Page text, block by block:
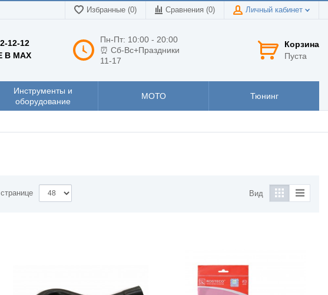
Избранные (0) Сравнения (0) Личный кабинет
12-12
MAX
Пн-Пт: 10:00 - 20:00
⏰ Сб-Вс+Праздники
11-17
Корзина
Пуста
Инструменты и
оборудование
МОТО Тюнинг
Вид